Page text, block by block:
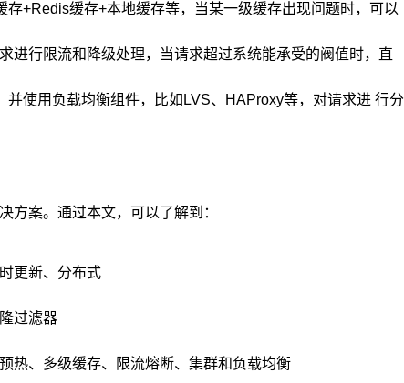
存+Redis缓存+本地缓存等，当某一级缓存出现问题时，可以
进行限流和降级处理，当请求超过系统能承受的阀值时，直
并使用负载均衡组件，比如LVS、HAProxy等，对请求进 行分
方案。通过本文，可以了解到：
更新、分布式
过滤器
热、多级缓存、限流熔断、集群和负载均衡